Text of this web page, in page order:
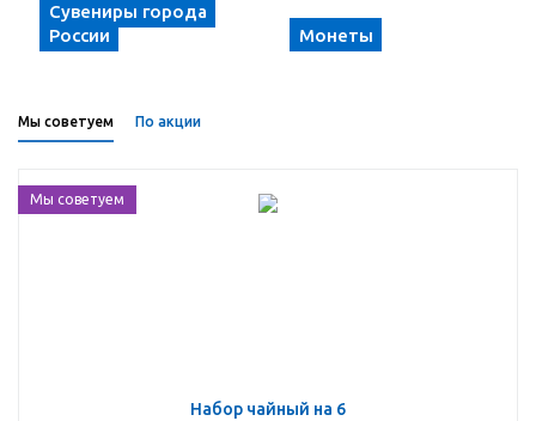
Сувениры города
России
Монеты
Мы советуем По акции
Мы советуем
Набор чайный на 6